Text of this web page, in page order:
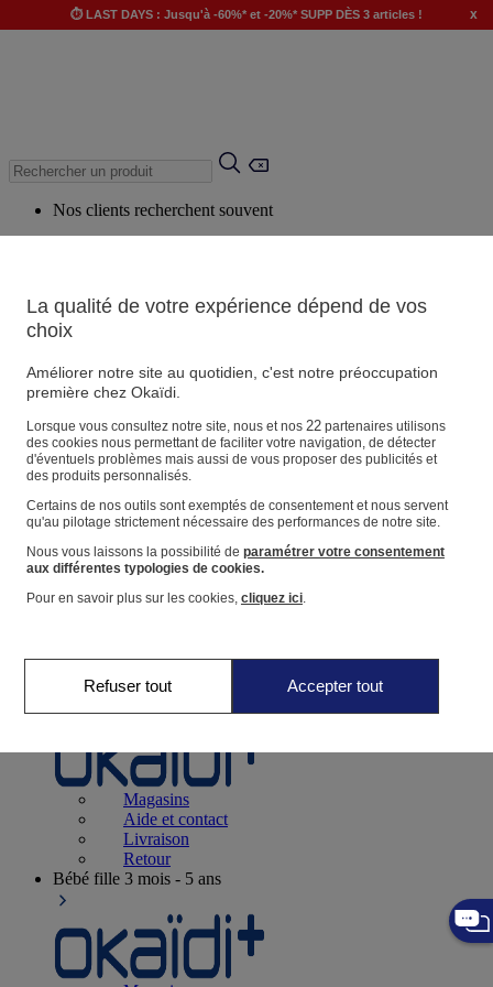
⏱️ LAST DAYS : Jusqu'à -60%* et -20%* SUPP DÈS 3 articles ! x
Nos clients recherchent souvent
Produits suggérés
Voir tous les produits
Magasin
Vos informations personnelles
Suivre une commande
Panier
Favoris
Naissance0-12 mois
Magasins
Aide et contact
Livraison
Retour
Bébé fille 3 mois - 5 ans
La qualité de votre expérience dépend de vos
choix
Améliorer notre site au quotidien, c'est notre préoccupation
première chez Okaïdi.
Lorsque vous consultez notre site, nous et nos 22partenaires utilisons
des cookies nous permettant de faciliter votre navigation, de détecter
d'éventuels problèmes mais aussi de vous proposer des publicités et
des produits personnalisés.
Certains de nos outils sont exemptés de consentement et nous servent
qu'au pilotage strictement nécessaire des performances de notre site.
Nous vous laissons la possibilité de paramétrer votre consentement
aux différentes typologies de cookies.
Pour en savoir plus sur les cookies, cliquez ici.
Refuser tout Accepter tout